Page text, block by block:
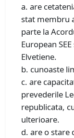
a. are
stat membru
parte la
European
Elvetiene.
b. cunoaste
c. are
prevederile
republicata,
ulterioare.
d. are o stare